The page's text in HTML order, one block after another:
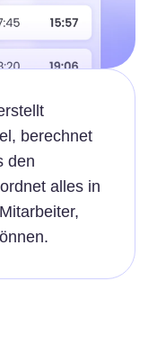
berechnet
den
alles in